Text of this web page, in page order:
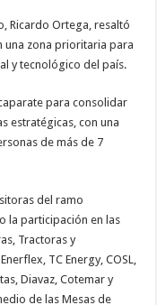
Ricardo Ortega, resaltó
una zona prioritaria para
y tecnológico del país.
para consolidar
estratégicas, con una
de más de 7
del ramo
la participación en las
Tractoras y
TC Energy, COSL,
Diavaz, Cotemar y
de las Mesas de